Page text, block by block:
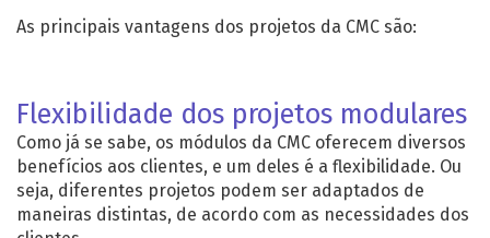
As principais vantagens dos projetos da CMC são:
Flexibilidade dos projetos modulares
Como já se sabe, os módulos da CMC oferecem diversos
benefícios aos clientes, e um deles é a flexibilidade. Ou
seja, diferentes projetos podem ser adaptados de
maneiras distintas, de acordo com as necessidades dos